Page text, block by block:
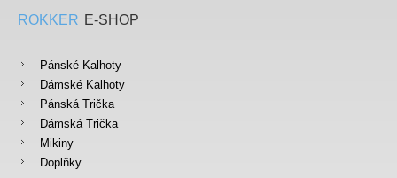
ROKKER E-SHOP
Pánské Kalhoty
Dámské Kalhoty
Pánská Trička
Dámská Trička
Mikiny
Doplňky